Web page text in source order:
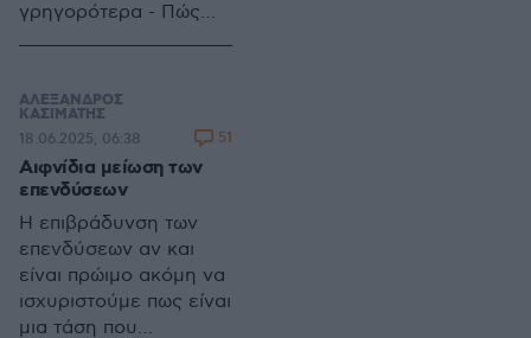
γρηγορότερα - Πώς
ΑΛΕΞΑΝΔΡΟΣ
ΚΑΣΙΜΑΤΗΣ
Αιφνίδια μείωση των
επενδύσεων
Η επιβράδυνση των
επενδύσεων αν και
είναι πρώιμο ακόμη να
ισχυριστούμε πως είναι
μια τάση που
18.06.2025, 06:38 51